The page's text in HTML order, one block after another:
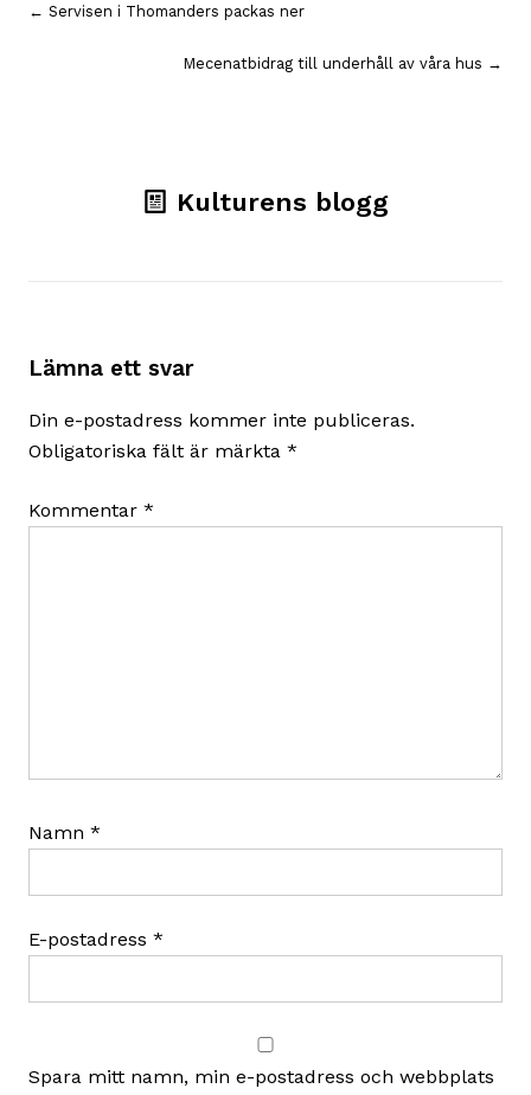
Inläggsnavigering
← Servisen i Thomanders packas ner
Mecenatbidrag till underhåll av våra hus →
Kulturens blogg
Lämna ett svar
Din e-postadress kommer inte publiceras.
Obligatoriska fält är märkta *
Kommentar *
Namn *
E-postadress *
Spara mitt namn, min e-postadress och webbplats